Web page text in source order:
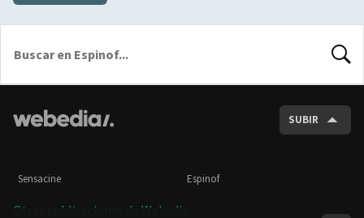
SUBIR
Sensacine Espinof
Otras publicaciones de Webedia